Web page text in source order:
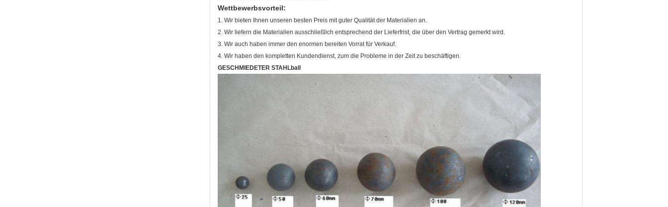
Wettbewerbsvorteil:
1. Wir bieten Ihnen unseren besten Preis mit guter Qualität der Materialien an.
2. Wir liefern die Materialien ausschließlich entsprechend der Lieferfrist, die über den Vertrag gemerkt wird.
3. Wir auch haben immer den enormen bereiten Vorrat für Verkauf.
4. Wir haben den kompletten Kundendienst, zum die Probleme in der Zeit zu beschäftigen.
GESCHMIEDETER STAHLball